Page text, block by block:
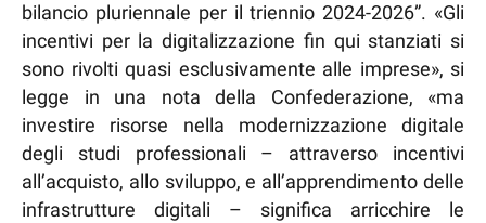
bilancio pluriennale per il triennio 2024-2026”. «Gli
incentivi per la digitalizzazione fin qui stanziati si
sono rivolti quasi esclusivamente alle imprese», si
legge in una nota della Confederazione, «ma
investire risorse nella modernizzazione digitale
degli studi professionali – attraverso incentivi
all’acquisto, allo sviluppo, e all’apprendimento delle
infrastrutture digitali – significa arricchire le